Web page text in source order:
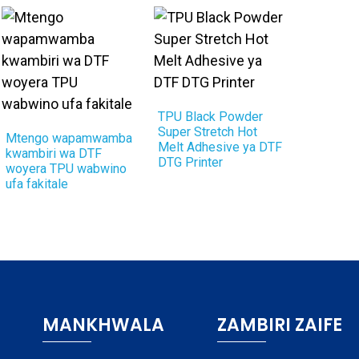
Mtengo wapamwamba
kwambiri wa DTF
woyera TPU wabwino
ufa fakitale
TPU Black Powder
Super Stretch Hot
Melt Adhesive ya DTF
DTG Printer
MANKHWALA ZAMBIRI ZAIFE